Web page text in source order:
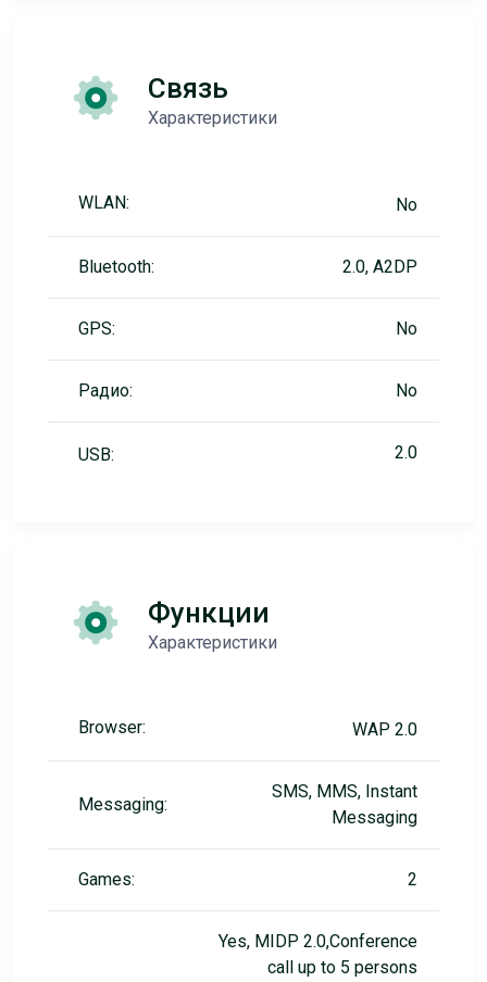
Связь
Характеристики
WLAN: No
Bluetooth: 2.0, A2DP
GPS: No
Радио: No
USB: 2.0
Функции
Характеристики
Browser: WAP 2.0
Messaging:
SMS, MMS, Instant
Messaging
Games: 2
Yes, MIDP 2.0,Conference
call up to 5 persons